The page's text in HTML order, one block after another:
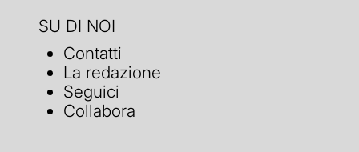
SU DI NOI
Contatti
La redazione
Seguici
Collabora